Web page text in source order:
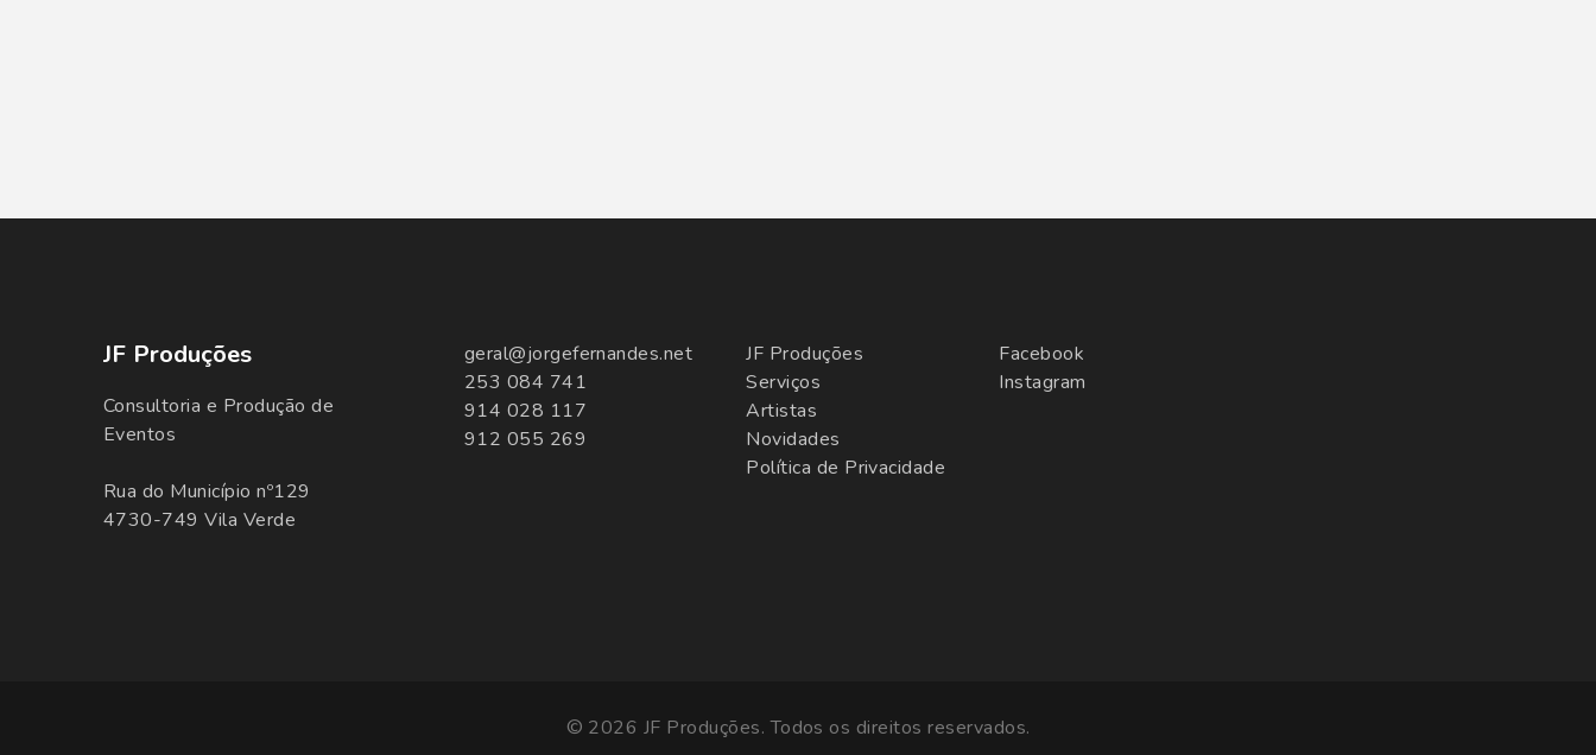
JF Produções
Consultoria e Produção de
Eventos
Rua do Município nº129
4730-749 Vila Verde
geral@jorgefernandes.net
253 084 741
914 028 117
912 055 269
JF Produções
Serviços
Artistas
Novidades
Política de Privacidade
Facebook
Instagram
© 2026 JF Produções. Todos os direitos reservados.